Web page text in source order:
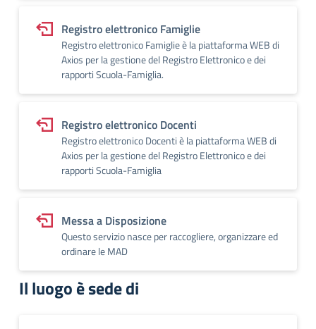
Registro elettronico Famiglie
Registro elettronico Famiglie è la piattaforma WEB di
Axios per la gestione del Registro Elettronico e dei
rapporti Scuola-Famiglia.
Registro elettronico Docenti
Registro elettronico Docenti è la piattaforma WEB di
Axios per la gestione del Registro Elettronico e dei
rapporti Scuola-Famiglia
Messa a Disposizione
Questo servizio nasce per raccogliere, organizzare ed
ordinare le MAD
Il luogo è sede di